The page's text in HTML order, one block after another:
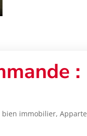
:
immobilier,